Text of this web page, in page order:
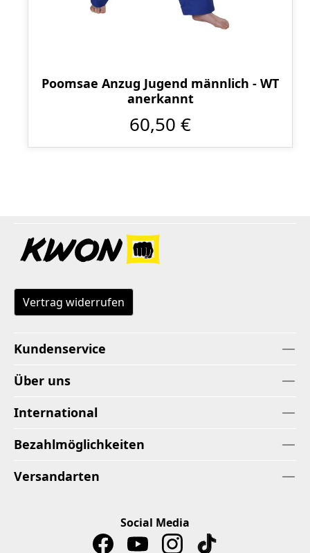
Poomsae Anzug Jugend männlich - WT
anerkannt
60,50 €
Vertrag widerrufen
Kundenservice
Über uns
International
Bezahlmöglichkeiten
Versandarten
Social Media